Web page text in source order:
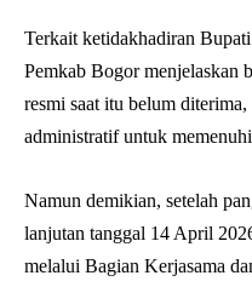
Terkait ketidakhadiran
Pemkab Bogor menjelaskan
resmi saat itu belum
administratif untuk
Namun demikian, setelah
lanjutan tanggal 14 April
melalui Bagian Kerjasama